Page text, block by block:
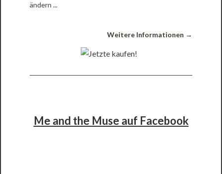
ändern ...
Weitere Informationen →
Me and the Muse auf Facebook